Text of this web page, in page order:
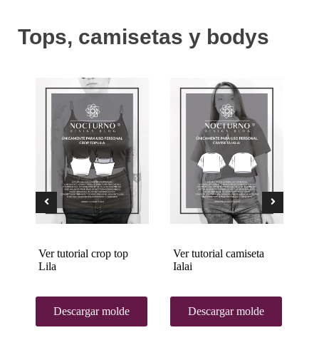
Tops, camisetas y bodys
Ver tutorial crop top
Lila
Descargar molde
Ver tutorial camiseta
Ialai
Descargar molde